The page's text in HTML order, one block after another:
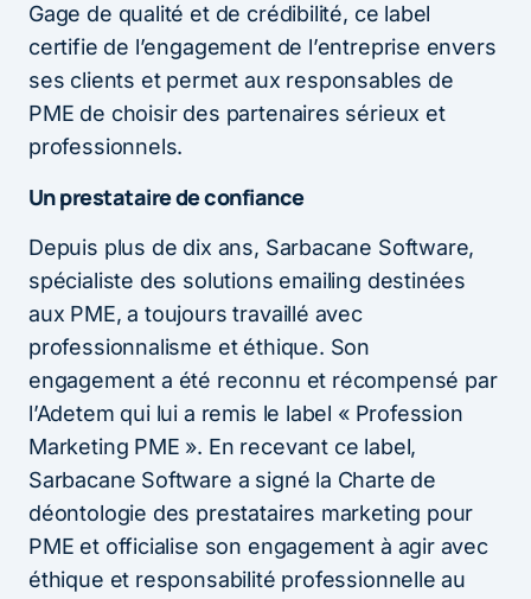
Gage de qualité et de crédibilité, ce label
certifie de l’engagement de l’entreprise envers
ses clients et permet aux responsables de
PME de choisir des partenaires sérieux et
professionnels.
Un prestataire de confiance
Depuis plus de dix ans, Sarbacane Software,
spécialiste des solutions emailing destinées
aux PME, a toujours travaillé avec
professionnalisme et éthique. Son
engagement a été reconnu et récompensé par
l’Adetem qui lui a remis le label « Profession
Marketing PME ». En recevant ce label,
Sarbacane Software a signé la Charte de
déontologie des prestataires marketing pour
PME et officialise son engagement à agir avec
éthique et responsabilité professionnelle au